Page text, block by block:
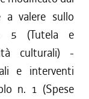
a valere sullo
5 (Tutela e
culturali) -
e interventi
n. 1 (Spese